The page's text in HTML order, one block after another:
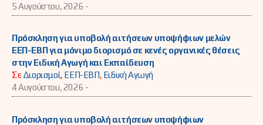
5 Αυγούστου, 2026 -
Πρόσκληση για υποβολή αιτήσεων υποψήφιων μελών
ΕΕΠ-ΕΒΠ για μόνιμο διορισμό σε κενές οργανικές θέσεις
στην Ειδική Αγωγή και Εκπαίδευση
ΣεΔιορισμοί, ΕΕΠ-ΕΒΠ, Ειδική Αγωγή
4 Αυγούστου, 2026 -
Πρόσκληση για υποβολή αιτήσεων υποψήφιων